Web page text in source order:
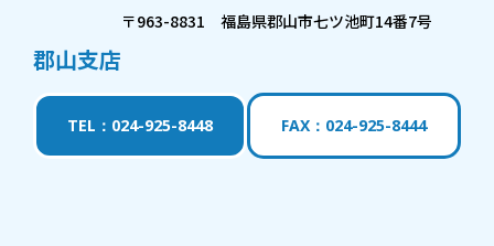
郡山支店
〒963-8831 福島県郡山市七ツ池町14番7号
TEL：024-925-8448 FAX：024-925-8444